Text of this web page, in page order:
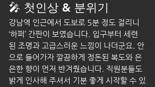
🎤 첫인상 & 분위기
강남역 인근에서 도보로 5분 정도 걸리니
‘하퍼’ 간판이 보였습니다. 입구부터 세련
된 조명과 고급스러운 느낌이 나더군요. 안
으로 들어가자 깔끔하게 정돈된 복도와 은
은한 향이 먼저 반겨줬습니다. 직원분들도
밝게 인사해 주셔서 기분 좋게 시작할 수 있